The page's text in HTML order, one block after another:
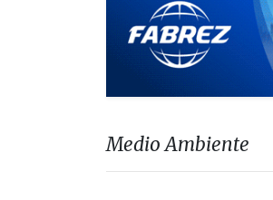
Medio Ambiente